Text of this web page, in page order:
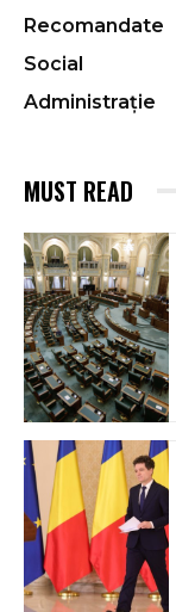
Recomandate
Social
Administrație
MUST READ